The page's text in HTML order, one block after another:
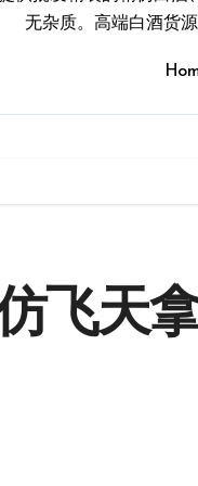
无杂质。高端白酒货
飞天